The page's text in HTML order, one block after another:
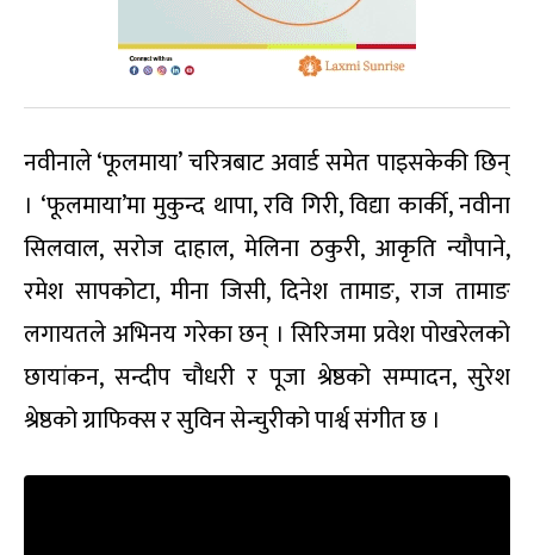
नवीनाले ‘फूलमाया’ चरित्रबाट अवार्ड समेत पाइसकेकी छिन्
। ‘फूलमाया’मा मुकुन्द थापा, रवि गिरी, विद्या कार्की, नवीना
सिलवाल, सरोज दाहाल, मेलिना ठकुरी, आकृति न्यौपाने,
रमेश सापकोटा, मीना जिसी, दिनेश तामाङ, राज तामाङ
लगायतले अभिनय गरेका छन् । सिरिजमा प्रवेश पोखरेलको
छायांकन, सन्दीप चौधरी र पूजा श्रेष्ठको सम्पादन, सुरेश
श्रेष्ठको ग्राफिक्स र सुविन सेन्चुरीको पार्श्व संगीत छ ।